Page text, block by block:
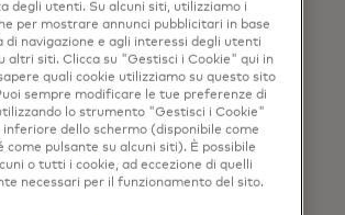
agilità e
comercios electrónicos»,
Felipe Duque,
di Redeban.
también se verán
questa soluzione, ya
offrecer un'esperienza di
contribuisce ad
degli utenti. Su alcuni siti, utilizziamo i
per mostrare annunci pubblicitari in base
di navigazione e agli interessi degli utenti
altri siti. Clicca su "Gestisci i Cookie" qui in
quali cookie utilizziamo su questo sito
sempre modificare le tue preferenze di
lo strumento "Gestisci i Cookie"
inferiore dello schermo (disponibile come
come pulsante su alcuni siti). È possibile
o tutti i cookie, ad eccezione di quelli
necessari per il funzionamento del sito.